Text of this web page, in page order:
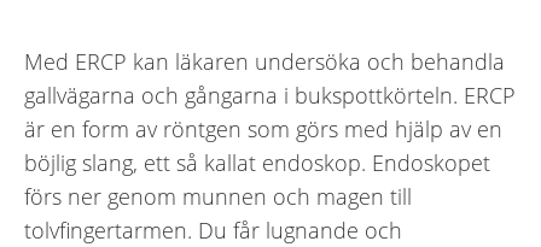
Med ERCP kan läkaren undersöka och behandla
gallvägarna och gångarna i bukspottkörteln. ERCP
är en form av röntgen som görs med hjälp av en
böjlig slang, ett så kallat endoskop. Endoskopet
förs ner genom munnen och magen till
tolvfingertarmen. Du får lugnande och